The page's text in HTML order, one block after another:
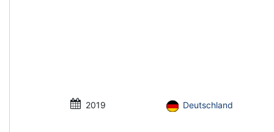
2019 Deutschland